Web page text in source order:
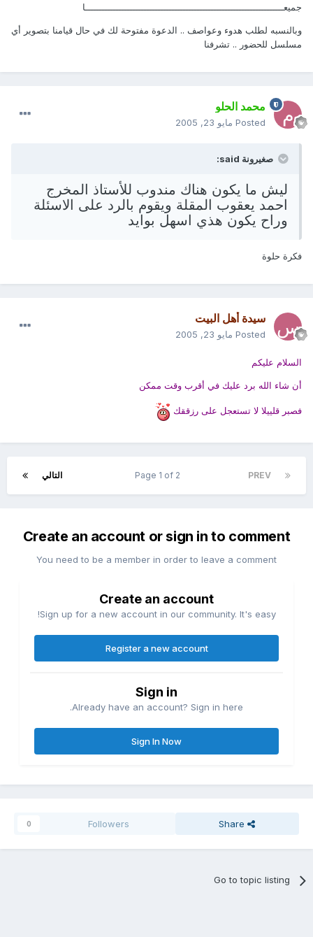
جميعـــــــــــــــــــــــــــــــــــــــــــــــــــــــــــــــــــــــا
وبالنسبه لطلب هدوء وعواصف .. الدعوة مفتوحة لك في حال قيامنا بتصوير أي
مسلسل للحضور .. تشرفنا
محمد الحلو
Posted مايو 23, 2005
صغيرونة said:
ليش ما يكون هناك مندوب للأستاذ المخرج
احمد يعقوب المقلة ويقوم بالرد على الاسئلة
وراح يكون هذي اسهل بوايد
فكرة حلوة
سيدة أهل البيت
Posted مايو 23, 2005
السلام عليكم
أن شاء الله برد عليك في أقرب وقت ممكن
فصبر قلييلا لا تستعجل على رزققك
PREV التالي Page 1 of 2
Create an account or sign in to comment
You need to be a member in order to leave a comment
Create an account
Sign up for a new account in our community. It's easy!
Register a new account
Sign in
Already have an account? Sign in here.
Sign In Now
Share
Followers
0
Go to topic listing